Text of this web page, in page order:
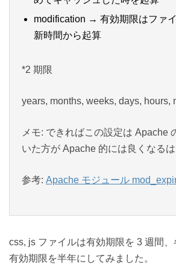
modification → 有効期限はファ
新時間から起算
*2 期限
years, months, weeks, days, hours,
メモ: できればこの設定は Apache
いた方が Apache 的には良くなるは
参考: Apache モジュール
css, js ファイルは有効期限を 3 週間
有効期限を半年にしてみました。